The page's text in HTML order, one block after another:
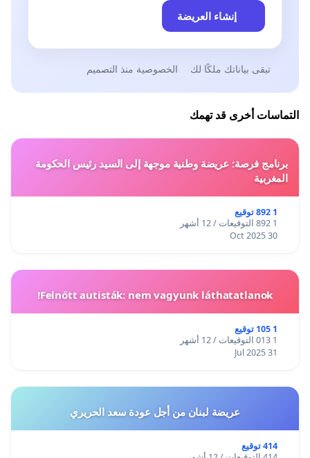
إنشاء العريضة
تبقى بياناتك ملكًا لك الخصوصية منذ التصميم
التماسات أخرى قد تهمك
برنامج فرصة: عريضة وطنية موجهة إلى السيد رئيس الحكومة
المغربية
1 892 توقيع
1 892 التوقيعات / 12 أشهر
30 Oct 2025
Felnőtt autisták: nem vagyunk láthatatlanok!
1 105 توقيع
1 013 التوقيعات / 12 أشهر
31 Jul 2025
عريضة لبنان من أجل عودة سعد الحريري
414 توقيع